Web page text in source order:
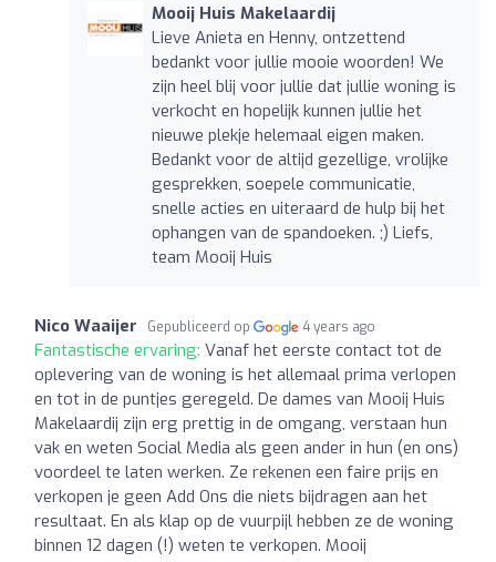
Mooij Huis Makelaardij
Lieve Anieta en Henny, ontzettend
bedankt voor jullie mooie woorden! We
zijn heel blij voor jullie dat jullie woning is
verkocht en hopelijk kunnen jullie het
nieuwe plekje helemaal eigen maken.
Bedankt voor de altijd gezellige, vrolijke
gesprekken, soepele communicatie,
snelle acties en uiteraard de hulp bij het
ophangen van de spandoeken. ;) Liefs,
team Mooij Huis
Nico Waaijer Gepubliceerd op 4 years ago
Fantastische ervaring: Vanaf het eerste contact tot de
oplevering van de woning is het allemaal prima verlopen
en tot in de puntjes geregeld. De dames van Mooij Huis
Makelaardij zijn erg prettig in de omgang, verstaan hun
vak en weten Social Media als geen ander in hun (en ons)
voordeel te laten werken. Ze rekenen een faire prijs en
verkopen je geen Add Ons die niets bijdragen aan het
resultaat. En als klap op de vuurpijl hebben ze de woning
binnen 12 dagen (!) weten te verkopen. Mooij